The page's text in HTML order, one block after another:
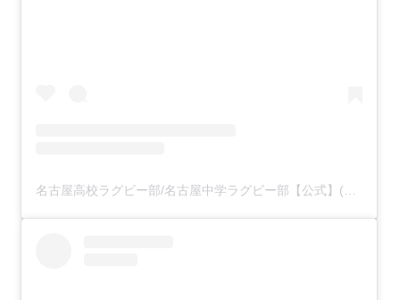
名古屋高校ラグビー部/名古屋中学ラグビー部【公式】(@nachunako.rugby)がシェアした投稿